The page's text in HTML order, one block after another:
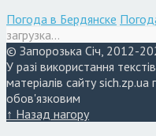
Погода в Бердянске
загрузка...
© Запорозька Січ, 2012-
У разі використання
матеріалів сайту sich.zp.ua
обов'язковим
↑ Назад нагору